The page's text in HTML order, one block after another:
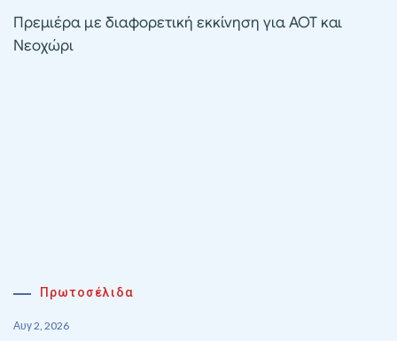
Πρεμιέρα με διαφορετική εκκίνηση για ΑΟΤ και
Νεοχώρι
Πρωτοσέλιδα
Αυγ 2, 2026